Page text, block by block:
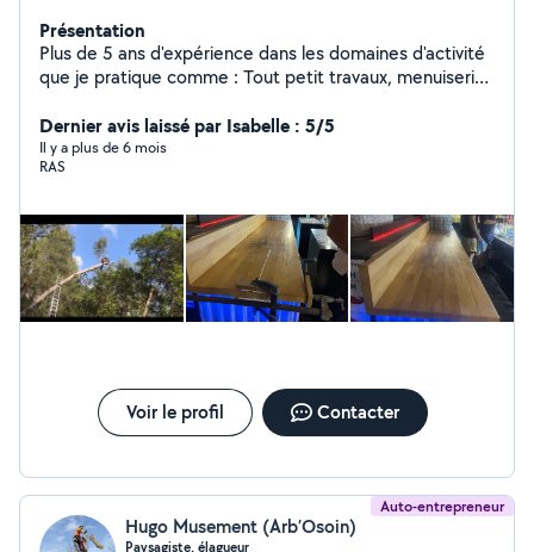
Présentation
Plus de 5 ans d'expérience dans les domaines d'activité
que je pratique comme : Tout petit travaux, menuiserie,
Dernier avis laissé par Isabelle : 5/5
Il y a plus de 6 mois
RAS
Voir le profil Contacter
Auto-entrepreneur
Hugo Musement (Arb’Osoin)
Paysagiste, élagueur